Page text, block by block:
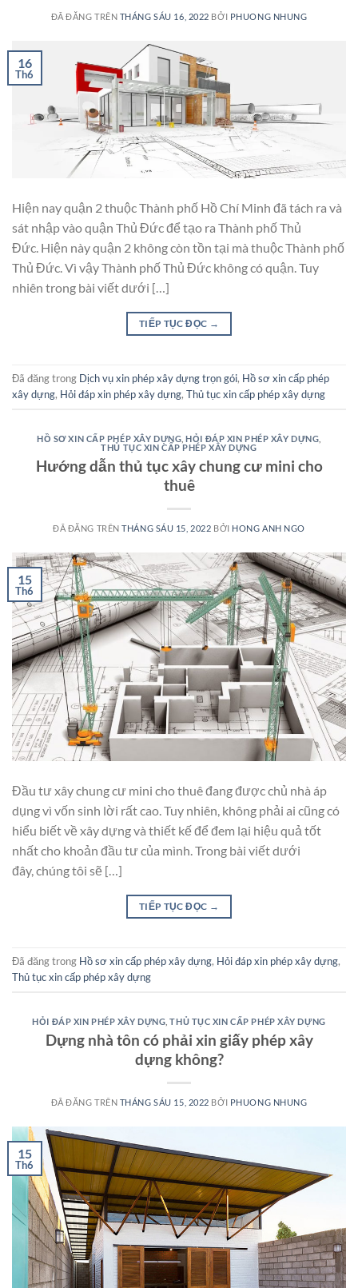
ĐÃ ĐĂNG TRÊN THÁNG SÁU 16, 2022 BỞI PHUONG NHUNG
16
Th6
Hiện nay quận 2 thuộc Thành phố Hồ Chí Minh đã tách ra và
sát nhập vào quận Thủ Đức để tạo ra Thành phố Thủ
Đức. Hiện này quận 2 không còn tồn tại mà thuộc Thành phố
Thủ Đức. Vì vậy Thành phố Thủ Đức không có quận. Tuy
nhiên trong bài viết dưới […]
TIẾP TỤC ĐỌC →
Đã đăng trong Dịch vụ xin phép xây dựng trọn gói, Hồ sơ xin cấp phép
xây dựng, Hỏi đáp xin phép xây dựng, Thủ tục xin cấp phép xây dựng
HỒ SƠ XIN CẤP PHÉP XÂY DỰNG ,HỎI ĐÁP XIN PHÉP XÂY DỰNG
THỦ TỤC XIN CẤP PHÉP XÂY DỰNG
Hướng dẫn thủ tục xây chung cư mini cho
thuê
ĐÃ ĐĂNG TRÊNTHÁNG SÁU 15, 2022 BỞI HONG ANH NGO
15
Th6
Đầu tư xây chung cư mini cho thuê đang được chủ nhà áp
dụng vì vốn sinh lời rất cao. Tuy nhiên, không phải ai cũng có
hiểu biết về xây dựng và thiết kế để đem lại hiệu quả tốt
nhất cho khoản đầu tư của mình. Trong bài viết dưới
đây, chúng tôi sẽ […]
TIẾP TỤC ĐỌC →
Đã đăng trong Hồ sơ xin cấp phép xây dựng, Hỏi đáp xin phép xây dựng,
Thủ tục xin cấp phép xây dựng
HỎI ĐÁP XIN PHÉP XÂY DỰNG ,THỦ TỤC XIN CẤP PHÉP XÂY DỰNG
Dựng nhà tôn có phải xin giấy phép xây
dựng không?
ĐÃ ĐĂNG TRÊN THÁNG SÁU 15, 2022 BỞI PHUONG NHUNG
15
Th6